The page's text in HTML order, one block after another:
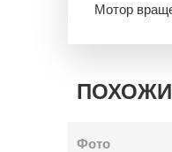
Мотор
Фото